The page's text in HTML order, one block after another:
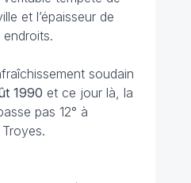
et l’épaisseur de
endroits.
soudain
1990 et ce jour là, la
pas 12° à